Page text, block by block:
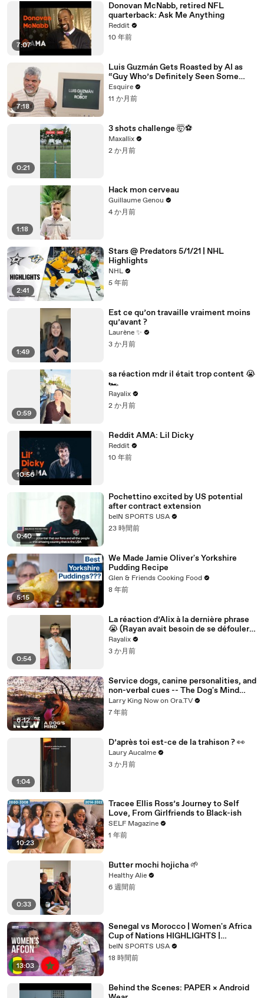
7:07
Donovan McNabb, retired NFL
quarterback: Ask Me Anything
Reddit
10 年前
7:18
Luis Guzmán Gets Roasted by AI as
“Guy Who’s Definitely Seen Some
Things” | Esquire
Esquire
11 か月前
0:21
3 shots challenge 🤯⚽️
Maxallix
2 か月前
1:18
Hack mon cerveau
Guillaume Genou
4 か月前
2:41
Stars @ Predators 5/1/21 | NHL
Highlights
NHL
5 年前
1:49
Est ce qu’on travaille vraiment moins
qu’avant ?
Laurène ✨
3 か月前
0:59
sa réaction mdr il était trop content 😭
🏎️
Rayalix
2 か月前
10:56
Reddit AMA: Lil Dicky
Reddit
10 年前
0:40
Pochettino excited by US potential
after contract extension
beIN SPORTS USA
23 時間前
5:15
We Made Jamie Oliver's Yorkshire
Pudding Recipe
Glen & Friends Cooking Food
8 年前
0:54
La réaction d’Alix à la dernière phrase
😭 (Rayan avait besoin de se défouler
mdr)
Rayalix
3 か月前
6:12
Service dogs, canine personalities, and
non-verbal cues -- The Dog's Mind
Panel answers your social media
questions
Larry King Now on Ora.TV
7 年前
1:04
D’après toi est-ce de la trahison ? 👀
Laury Aucalme
3 か月前
10:23
Tracee Ellis Ross’s Journey to Self
Love, From Girlfriends to Black-ish
SELF Magazine
1 年前
0:33
Butter mochi hojicha 🌱
Healthy Alie
6 週間前
13:03
Senegal vs Morocco | Women's Africa
Cup of Nations HIGHLIGHTS |
08/03/2026 | beIN SPORTS USA
beIN SPORTS USA
18 時間前
Behind the Scenes: PAPER × Android